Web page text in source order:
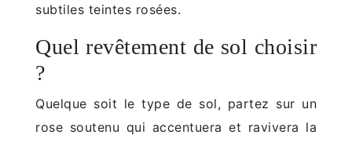
subtiles teintes rosées.
Quel revêtement de sol choisir
?
Quelque soit le type de sol, partez sur un
rose soutenu qui accentuera et ravivera la